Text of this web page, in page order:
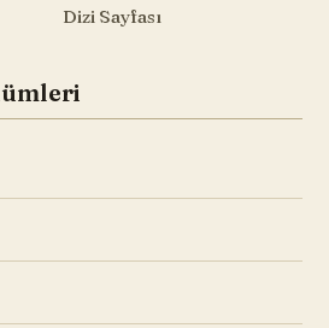
Dizi Sayfası